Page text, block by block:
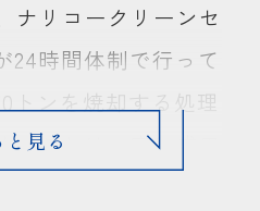
ナリコークリーンセ
24時間体制で行って
トンを焼却する処理
。これは、実に成田